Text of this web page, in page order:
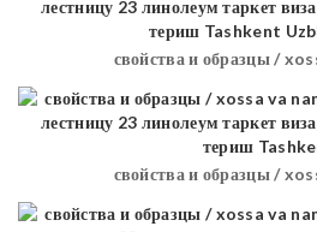
свойства и образцы /
свойства и образцы /